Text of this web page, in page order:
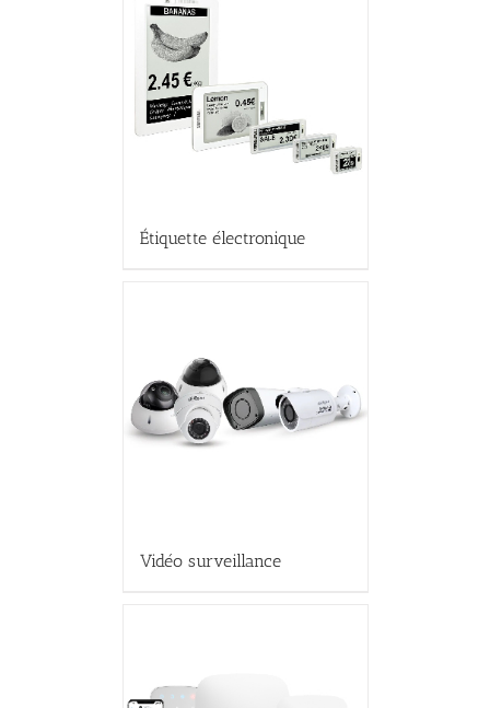
Étiquette électronique
Vidéo surveillance